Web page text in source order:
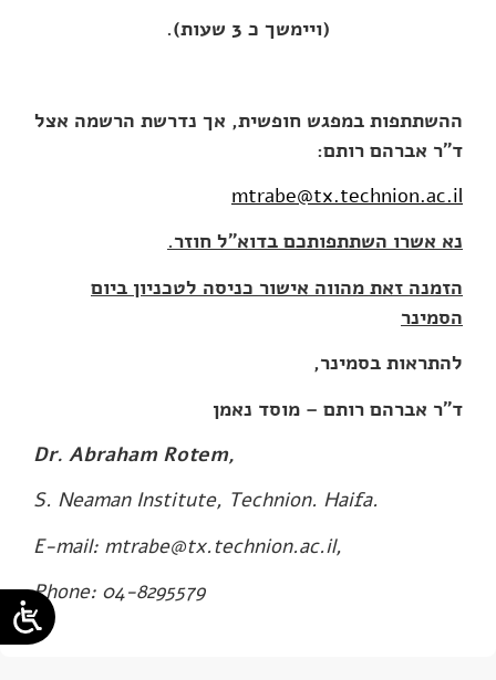
(ויימשך כ 3 שעות).
ההשתתפות במפגש חופשית, אך נדרשת הרשמה אצל
ד"ר אברהם רותם:
mtrabe@tx.technion.ac.il
נא אשרו השתתפותכם בדוא"ל חוזר.
הזמנה זאת מהווה אישור כניסה לטכניון ביום
הסמינר
להתראות בסמינר,
ד"ר אברהם רותם – מוסד נאמן
Dr. Abraham Rotem,
S. Neaman Institute, Technion. Haifa.
E-mail: mtrabe@tx.technion.ac.il,
Phone: 04-8295579